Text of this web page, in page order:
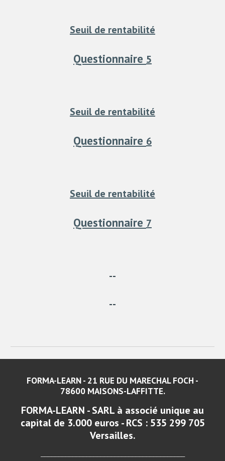
Seuil de rentabilité
Questionnaire 5
Seuil de rentabilité
Questionnaire 6
Seuil de rentabilité
Questionnaire 7
--
--
FORMA-LEARN - 21 RUE DU MARECHAL FOCH -
78600 MAISONS-LAFFITTE.
FORMA-LEARN - SARL à associé unique au
capital de 3.000 euros - RCS : 535 299 705
Versailles.